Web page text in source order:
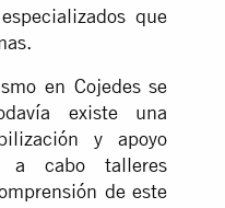
que
en Cojedes se
existe una
y apoyo
a cabo talleres
de este